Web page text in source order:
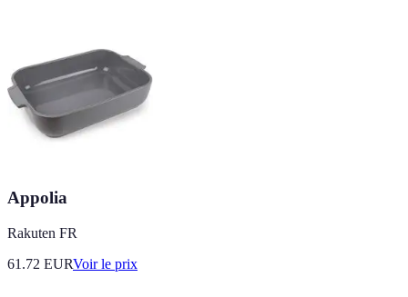
Appolia
Rakuten FR
61.72 EURVoir le prix